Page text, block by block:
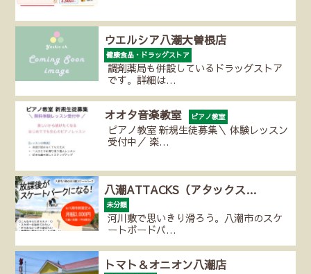
ウエルシア八潮大曽根店
健康食品・ドラッグストア
調剤薬局も併設しているドラッグストア
です。詳細は…
オオタ音楽教室 ピアノ教室
ピアノ教室 新規生徒募集＼ 体験レッスン
受付中／ 楽…
八潮ATTACKS（アタックス…
未分類
河川敷で思いきり滑ろう。八潮市のスケ
ートボードパ…
トマト＆オニオン八潮店